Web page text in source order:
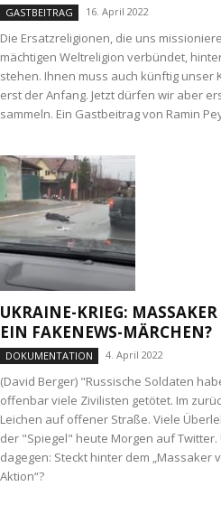
GASTBEITRAG 16. April 2022
Die Ersatzreligionen, die uns
mächtigen Weltreligion verbündet,
stehen. Ihnen muss auch künftig unser
erst der Anfang. Jetzt dürfen wir aber
sammeln. Ein Gastbeitrag von Ramin
UKRAINE-KRIEG:
EIN FAKENEWS-MÄRCHEN?
DOKUMENTATION 4. April 2022
(David Berger) "Russische Soldaten
offenbar viele Zivilisten getötet. Im
Leichen auf offener Straße. Viele
der "Spiegel" heute Morgen auf
dagegen: Steckt hinter dem „Massaker
Aktion“?